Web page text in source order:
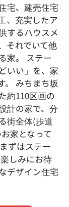
宅、建売住宅
、充実したア
するハウスメ
それでいて他
家。 ステー
いい」を、家
。 みちまち坂
約110区画の
計の家で、分
街全体(歩道
家となって
ずはステー
しみにお待
デザイン住宅